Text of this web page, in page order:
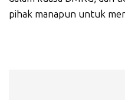
pihak manapun untuk